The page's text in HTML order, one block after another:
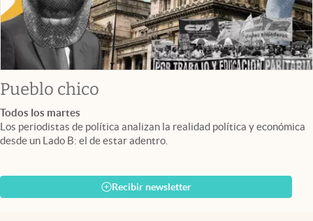
Pueblo chico
Todos los martes
Los periodistas de política analizan la realidad política y económica
desde un Lado B: el de estar adentro.
Recibir newsletter